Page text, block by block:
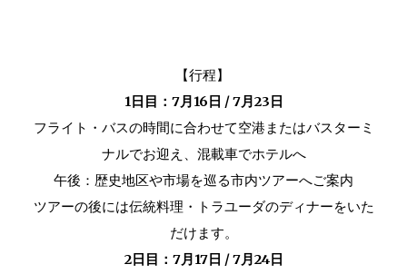
【行程】
1日目：7月16日 / 7月23日
フライト・バスの時間に合わせて空港またはバスターミ
ナルでお迎え、混載車でホテルへ
午後：歴史地区や市場を巡る市内ツアーへご案内
ツアーの後には伝統料理・トラユーダのディナーをいた
だけます。
2日目：7月 17日 / 7月24日